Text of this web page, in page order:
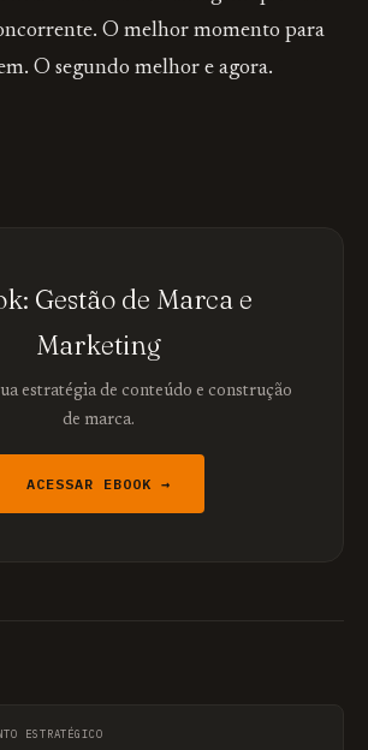
O melhor momento para
O segundo melhor e agora.
Gestão de Marca e
Marketing
estratégia de conteúdo e construção
de marca.
ACESSAR EBOOK →
ESTRATÉGICO